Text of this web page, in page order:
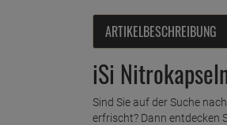
ARTIKELBESCHREIBUNG
iSi
Sind Sie auf der Suche
erfrischt? Dann entdecken